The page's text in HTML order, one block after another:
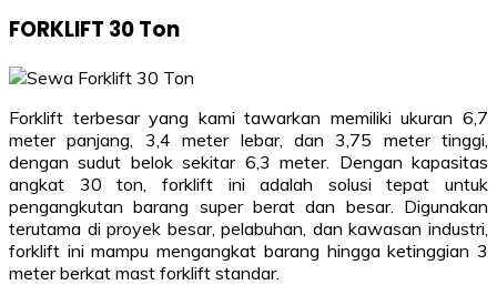
FORKLIFT 30 Ton
Forklift terbesar yang kami tawarkan memiliki ukuran 6,7
meter panjang, 3,4 meter lebar, dan 3,75 meter tinggi,
dengan sudut belok sekitar 6,3 meter. Dengan kapasitas
angkat 30 ton, forklift ini adalah solusi tepat untuk
pengangkutan barang super berat dan besar. Digunakan
terutama di proyek besar, pelabuhan, dan kawasan industri,
forklift ini mampu mengangkat barang hingga ketinggian 3
meter berkat mast forklift standar.